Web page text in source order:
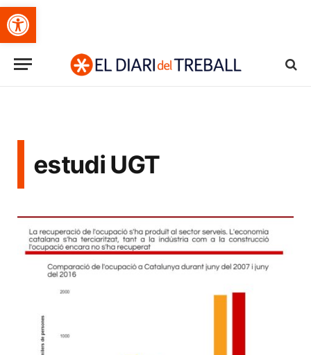
Obre la barra d'eines
estudi UGT